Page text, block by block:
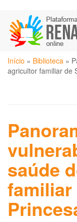
para
conteúdo
principal
Você
está
Início » Biblioteca »
agricultor familiar de
saúde
familiar